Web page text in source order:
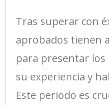
Tras superar con
aprobados tienen
para presentar los
su experiencia y
Este periodo es